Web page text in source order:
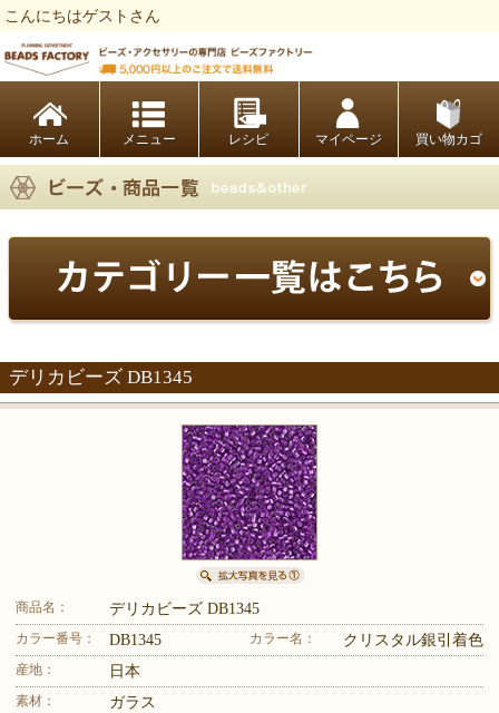
こんにちはゲストさん
ホーム レシピ マイページ 買い物カゴ
デリカビーズ DB1345
商品名： デリカビーズ DB1345
カラー番号： DB1345 カラー名： クリスタル銀引着色
産地： 日本
素材： ガラス